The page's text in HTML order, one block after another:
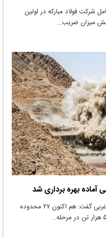
شرکت فولاد مبارکه در اولین
میزان ضریب…
دنیای معدن - مدیرکل صمت آذربایجان غربی گفت: هم اکنون ۲۷ محدوده